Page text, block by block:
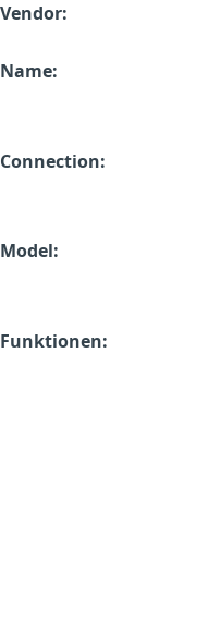
Vendor:
Name:
Connection:
Model:
Funktionen: